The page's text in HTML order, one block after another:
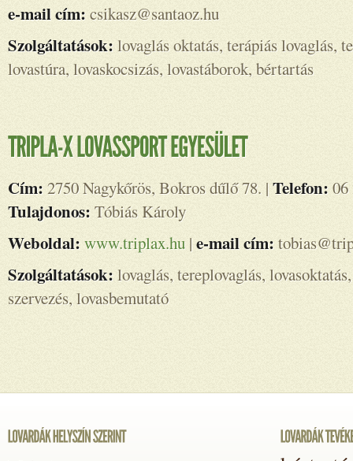
e-mail cím: csikasz@santaoz.hu
Szolgáltatások: lovaglás oktatás, terápiás lovaglás,
lovastúra, lovaskocsizás, lovastáborok, bértartás
Cím: 2750 Nagykőrös, Bokros dűlő 78. |Telefon: 06
Tulajdonos: Tóbiás Károly
Weboldal: www.triplax.hu |e-mail cím:
Szolgáltatások: lovaglás, tereplovaglás,
szervezés, lovasbemutató